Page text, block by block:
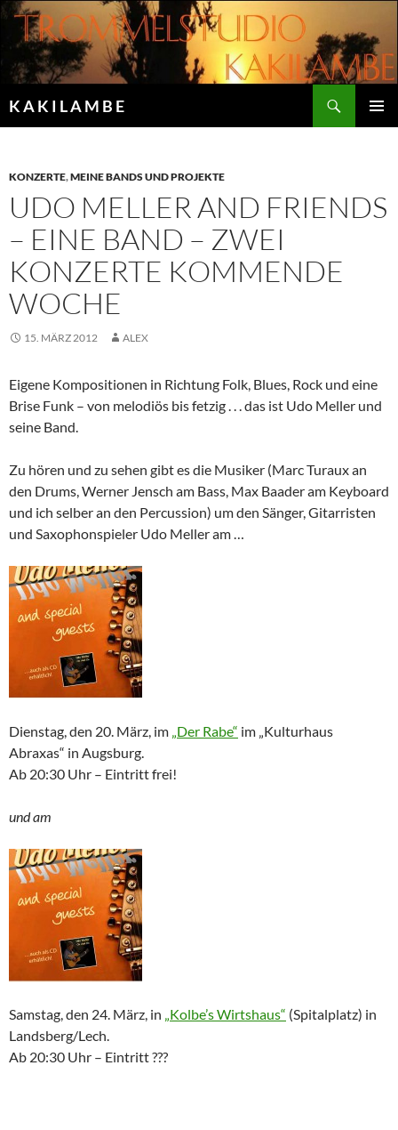
Zum
Inhalt
springen
K A K I L A M B E
KONZERTE,MEINE BANDS UND PROJEKTE
UDO MELLER AND FRIENDS
– EINE BAND – ZWEI
KONZERTE KOMMENDE
WOCHE
15. MÄRZ 2012 ALEX
Eigene Kompositionen in Richtung Folk, Blues, Rock und eine
Brise Funk – von melodiös bis fetzig . . . das ist Udo Meller und
seine Band.
Zu hören und zu sehen gibt es die Musiker (Marc Turaux an
den Drums, Werner Jensch am Bass, Max Baader am Keyboard
und ich selber an den Percussion) um den Sänger, Gitarristen
und Saxophonspieler Udo Meller am …
Dienstag, den 20. März, im „Der Rabe“ im „Kulturhaus
Abraxas“ in Augsburg.
Ab 20:30 Uhr – Eintritt frei!
und am
Samstag, den 24. März, in „Kolbe’s Wirtshaus“ (Spitalplatz) in
Landsberg/Lech.
Ab 20:30 Uhr – Eintritt ???